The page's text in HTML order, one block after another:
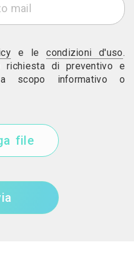
e lecondizioni d'uso.
richiesta di preventivo e
scopo informativo o
file